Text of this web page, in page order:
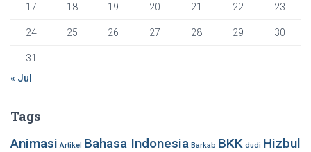
17 18 19 20 21 22 23
24 25 26 27 28 29 30
31
« Jul
Tags
Animasi Artikel Bahasa Indonesia Barkab BKK dudi Hizbul